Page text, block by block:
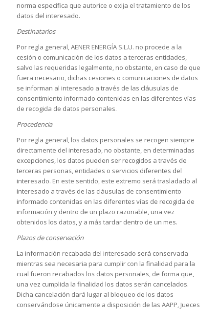
norma específica que autorice o exija el tratamiento de los
datos del interesado.
Destinatarios
Por regla general, AENER ENERGÍA S.L.U. no procede a la
cesión o comunicación de los datos a terceras entidades,
salvo las requeridas legalmente, no obstante, en caso de que
fuera necesario, dichas cesiones o comunicaciones de datos
se informan al interesado a través de las cláusulas de
consentimiento informado contenidas en las diferentes vías
de recogida de datos personales.
Procedencia
Por regla general, los datos personales se recogen siempre
directamente del interesado, no obstante, en determinadas
excepciones, los datos pueden ser recogidos a través de
terceras personas, entidades o servicios diferentes del
interesado. En este sentido, este extremo será trasladado al
interesado a través de las cláusulas de consentimiento
informado contenidas en las diferentes vías de recogida de
información y dentro de un plazo razonable, una vez
obtenidos los datos, y a más tardar dentro de un mes.
Plazos de conservación
La información recabada del interesado será conservada
mientras sea necesaria para cumplir con la finalidad para la
cual fueron recabados los datos personales, de forma que,
una vez cumplida la finalidad los datos serán cancelados.
Dicha cancelación dará lugar al bloqueo de los datos
conservándose únicamente a disposición de las AAPP, Jueces